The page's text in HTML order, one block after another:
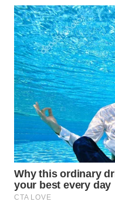
NATUNA
WN
BINTAN
WN
MANDALIKA
WN
LIKUPANG
WN
LABUANBAJO